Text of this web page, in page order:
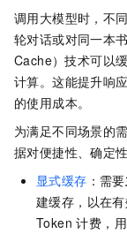
调用大模型时，不
轮对话或对同一本
Cache）技术可以
计算。这能提升响
的使用成本。
为满足不同场景的
据对便捷性、确定
显式缓存 ：需要
建缓存，以在
Token 计费，